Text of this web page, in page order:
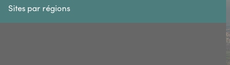
Sites par régions